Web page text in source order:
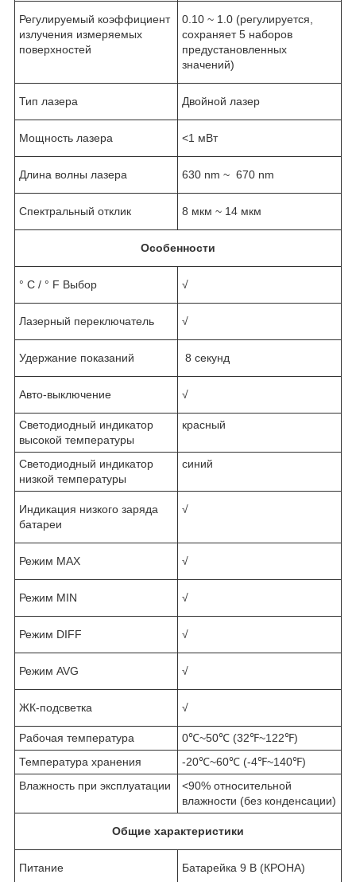
Регулируемый коэффициент
излучения измеряемых
поверхностей
0.10 ~ 1.0 (регулируется,
сохраняет 5 наборов
предустановленных
значений)
Тип лазера Двойной лазер
Мощность лазера <1 мВт
Длина волны лазера 630 nm ~ 670 nm
Спектральный отклик 8 мкм ~ 14 мкм
Особенности
° C / ° F Выбор √
Лазерный переключатель √
Удержание показаний 8 секунд
Авто-выключение √
Светодиодный индикатор
высокой температуры
красный
Светодиодный индикатор
низкой температуры
синий
Индикация низкого заряда
батареи
√
Режим MAX √
Режим MIN √
Режим DIFF √
Режим AVG √
ЖК-подсветка √
Рабочая температура
0℃~50℃ (32℉~122℉)
Температура хранения
-20℃~60℃ (-4℉~140℉)
Влажность при эксплуатации
<90% относительной
влажности (без конденсации)
Общие характеристики
Питание Батарейка 9 В (КРОНА)